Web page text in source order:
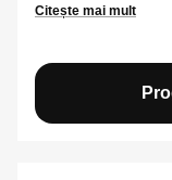
Citește mai mult